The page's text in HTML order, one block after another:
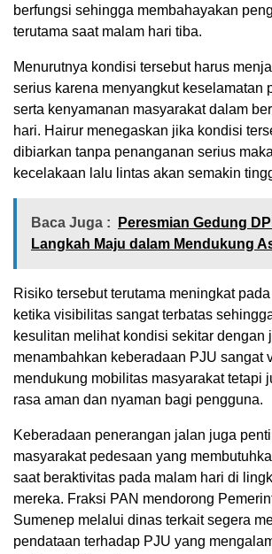
berfungsi sehingga membahayakan
terutama saat malam hari tiba.
Menurutnya kondisi tersebut harus
serius karena menyangkut keselamatan
serta kenyamanan masyarakat dalam
hari. Hairur menegaskan jika kondisi
dibiarkan tanpa penanganan serius
kecelakaan lalu lintas akan semakin
Baca Juga :
Peresmian Gedung
Langkah Maju dalam Mendukung
Risiko tersebut terutama meningkat
ketika visibilitas sangat terbatas
kesulitan melihat kondisi sekitar dengan
menambahkan keberadaan PJU sangat
mendukung mobilitas masyarakat tetapi
rasa aman dan nyaman bagi pengguna.
Keberadaan penerangan jalan juga
masyarakat pedesaan yang
saat beraktivitas pada malam hari di
mereka. Fraksi PAN mendorong
Sumenep melalui dinas terkait segera
pendataan terhadap PJU yang